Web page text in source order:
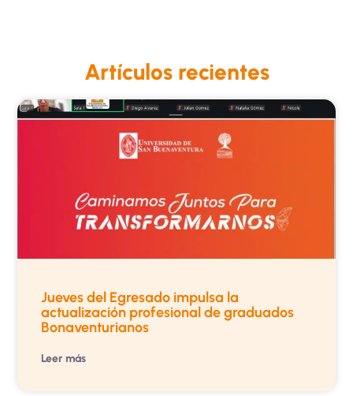
Artículos recientes
Jueves del Egresado impulsa la
actualización profesional de graduados
Bonaventurianos
Leer más